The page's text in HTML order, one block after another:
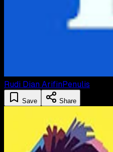
Rudi Dian ArifinPenulis
Save Share